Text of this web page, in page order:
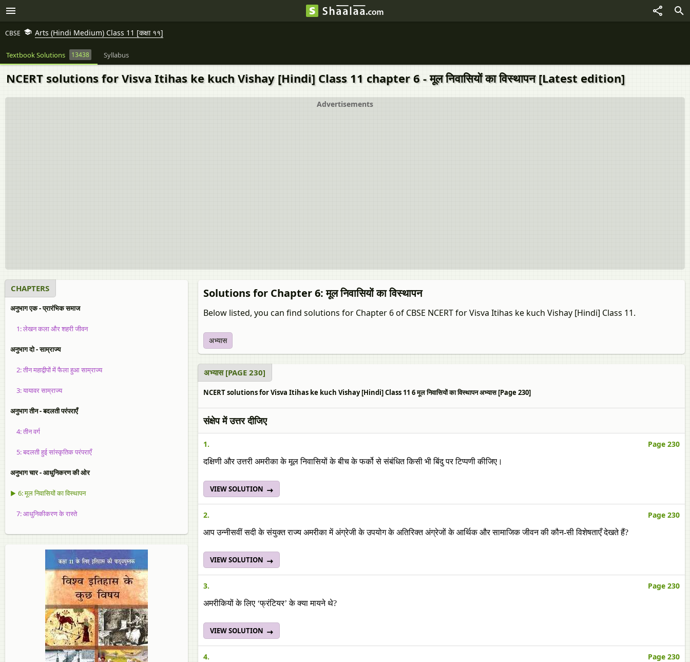
CBSE Arts (Hindi Medium) Class 11 [कक्षा ११]
Textbook Solutions 13438 Syllabus
NCERT solutions for Visva Itihas ke kuch Vishay [Hindi] Class 11 chapter 6 - मूल निवासियों का विस्थापन [Latest edition]
Advertisements
CHAPTERS
अनुभाग एक - प्रारंभिक समाज
1: लेखन कला और शहरी जीवन
अनुभाग दो - साम्राज्य
2: तीन महाद्वीपों में फैला हुआ साम्राज्य
3: यायावर साम्राज्य
अनुभाग तीन - बदलती परंपराएँ
4: तीन वर्ग
5: बदलती हुई सांस्कृतिक परंपराएँ
अनुभाग चार - आधुनिकरण की ओर
▶ 6: मूल निवासियों का विस्थापन
7: आधुनिकीकरण के रास्ते
Solutions for Chapter 6: मूल निवासियों का विस्थापन
Below listed, you can find solutions for Chapter 6 of CBSE NCERT for Visva Itihas ke kuch Vishay [Hindi] Class 11.
अभ्यास
अभ्यास [PAGE 230]
NCERT solutions for Visva Itihas ke kuch Vishay [Hindi] Class 11 6 मूल निवासियों का विस्थापन अभ्यास [Page 230]
संक्षेप में उत्तर दीजिए
1. Page 230
दक्षिणी और उत्तरी अमरीका के मूल निवासियों के बीच के फर्को से संबंधित किसी भी बिंदु पर टिप्पणी कीजिए।
VIEW SOLUTION
2. Page 230
आप उन्नीसवीं सदी के संयुक्त राज्य अमरीका में अंग्रेजी के उपयोग के अतिरिक्त अंग्रेजों के आर्थिक और सामाजिक जीवन की कौन-सी विशेषताएँ देखते हैं?
VIEW SOLUTION
3. Page 230
अमरीकियों के लिए ‘फ्रंटियर’ के क्या मायने थे?
VIEW SOLUTION
4. Page 230